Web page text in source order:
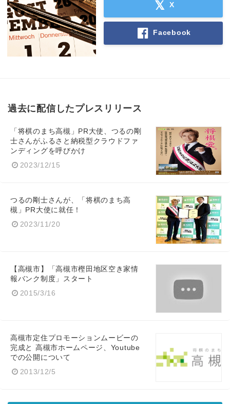
X
Facebook
過去に配信したプレスリリース
「将棋のまち高槻」PR大使、つるの剛
士さんがふるさと納税型クラウドファ
ンディングを呼びかけ
2023/12/15
つるの剛士さんが、「将棋のまち高
槻」PR大使に就任！
2023/11/20
【高槻市】「高槻市樫田地区空き家情
報バンク制度」スタート
2015/3/16
高槻市定住プロモーションムービーの
完成と 高槻市ホームページ、Youtube
での公開について
2013/12/5